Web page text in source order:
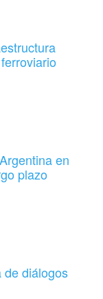
en
plazo
de diálogos